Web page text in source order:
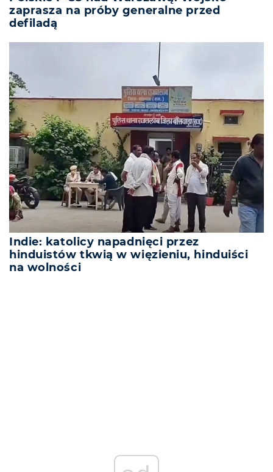
zaprasza na próby generalne przed
defiladą
Indie: katolicy napadnięci przez
hinduistów tkwią w więzieniu, hinduiści
na wolności